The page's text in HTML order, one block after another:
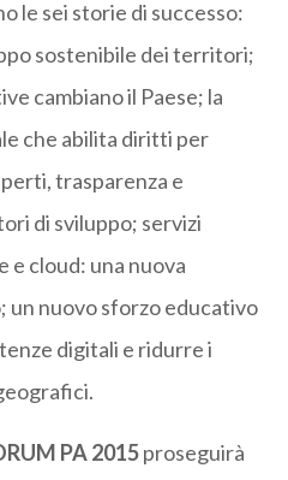
le sei storie di successo:
sostenibile dei territori;
cambiano il Paese; la
che abilita diritti per
trasparenza e
di sviluppo; servizi
cloud: una nuova
un nuovo sforzo educativo
digitali e ridurre i
PA 2015proseguirà